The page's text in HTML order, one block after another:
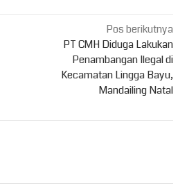
Pos berikutnya
PT CMH Diduga Lakukan
Penambangan Ilegal di
Kecamatan Lingga Bayu,
Mandailing Natal